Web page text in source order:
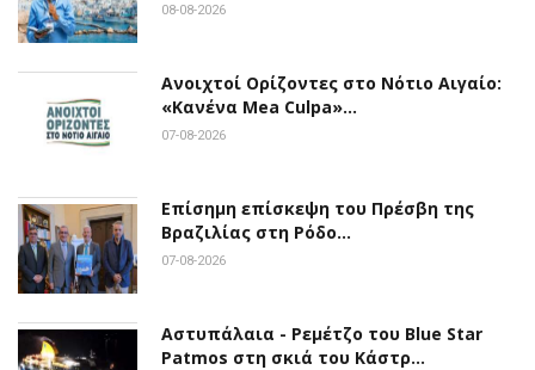
08-08-2026
Ανοιχτοί Ορίζοντες στο Νότιο Αιγαίο:
«Κανένα Mea Culpa»…
07-08-2026
Επίσημη επίσκεψη του Πρέσβη της
Βραζιλίας στη Ρόδο…
07-08-2026
Αστυπάλαια - Ρεμέτζο του Blue Star
Patmos στη σκιά του Κάστρ…